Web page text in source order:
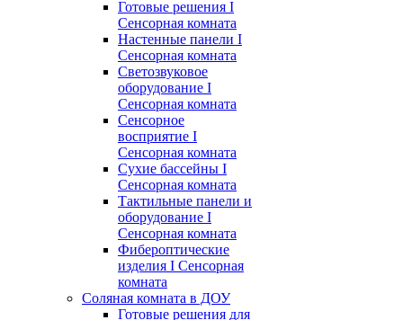
Готовые решения I
Сенсорная комната
Настенные панели I
Сенсорная комната
Светозвуковое
оборудование I
Сенсорная комната
Сенсорное
восприятие I
Сенсорная комната
Сухие бассейны I
Сенсорная комната
Тактильные панели и
оборудование I
Сенсорная комната
Фибероптические
изделия I Сенсорная
комната
Соляная комната в ДОУ
Готовые решения для